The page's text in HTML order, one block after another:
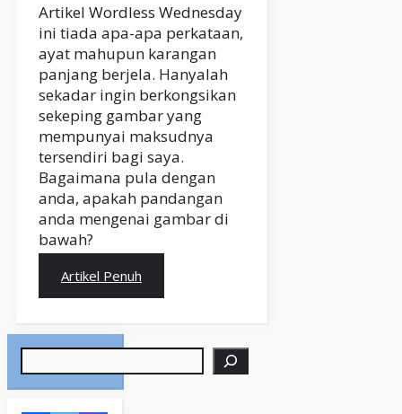
Artikel Wordless Wednesday
ini tiada apa-apa perkataan,
ayat mahupun karangan
panjang berjela. Hanyalah
sekadar ingin berkongsikan
sekeping gambar yang
mempunyai maksudnya
tersendiri bagi saya.
Bagaimana pula dengan
anda, apakah pandangan
anda mengenai gambar di
bawah?
Artikel Penuh
Search